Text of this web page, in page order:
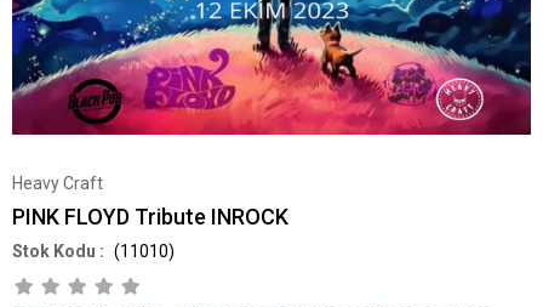
Heavy Craft
PINK FLOYD Tribute INROCK
(11010)